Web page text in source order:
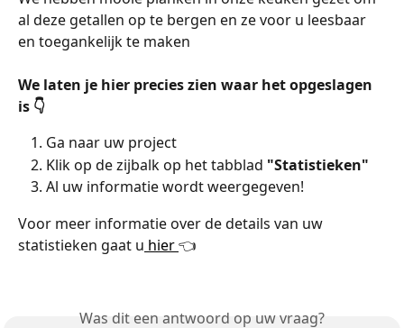
al deze getallen op te bergen en ze voor u leesbaar
en toegankelijk te maken
We laten je hier precies zien waar het opgeslagen
is 👇
Ga naar uw project
Klik op de zijbalk op het tabblad "Statistieken"
Al uw informatie wordt weergegeven!
Voor meer informatie over de details van uw
statistieken gaat u hier 👈
Was dit een antwoord op uw vraag?